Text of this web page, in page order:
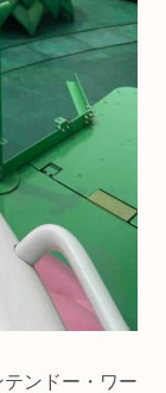
ンドー・ワー